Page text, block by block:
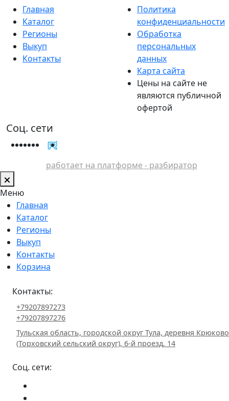
Главная
Каталог
Регионы
Выкуп
Контакты
Политика
конфиденциальности
Обработка
персональных
данных
Карта сайта
Цены на сайте не
являются публичной
офертой
Соц. сети
работает на платформе - разбиратор
Меню
Главная
Каталог
Регионы
Выкуп
Контакты
Корзина
Контакты:
+79207897273
+79207897276
Тульская область, городской округ Тула, деревня Крюково
(Торховский сельский округ), 6-й проезд, 14
Соц. сети: